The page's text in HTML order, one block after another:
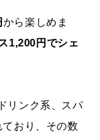
から楽しめま
1,200円でシェ
リンク系、スパ
おり、その数